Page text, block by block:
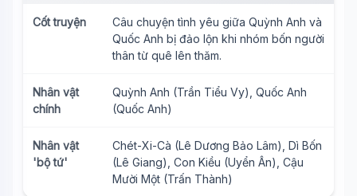
Cốt truyện
Câu chuyện tình yêu giữa Quỳnh Anh và
Quốc Anh bị đảo lộn khi nhóm bốn người
thân từ quê lên thăm.
Nhân vật
chính
Quỳnh Anh (Trần Tiểu Vy), Quốc Anh
(Quốc Anh)
Nhân vật
'bộ tứ'
Chét-Xi-Cà (Lê Dương Bảo Lâm), Dì Bốn
(Lê Giang), Con Kiều (Uyển Ân), Cậu
Mười Một (Trấn Thành)